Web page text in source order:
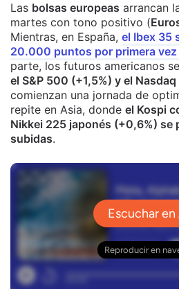
Las bolsas europeas arrancan
martes con tono positivo (
Mientras, en España, el Ibex 35
20.000 puntos por primera
parte, los futuros americanos
el S&P 500 (+1,5%) y el
comienzan una jornada de
repite en Asia, donde el Kospi
Nikkei 225 japonés (+0,6%) se
subidas.